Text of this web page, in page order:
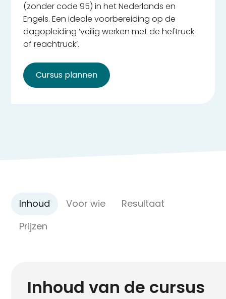
(zonder code 95) in het Nederlands en
Engels. Een ideale voorbereiding op de
dagopleiding ‘veilig werken met de heftruck
of reachtruck’.
Cursus plannen
Inhoud Voor wie
Resultaat
Prijzen
Inhoud van de cursus